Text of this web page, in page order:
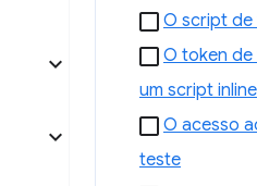
O script de
O token de
um script inline
O acesso
teste